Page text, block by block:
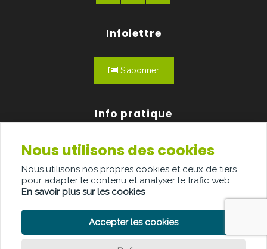
Infolettre
S'abonner
Info pratique
Qui sommes-nous?
Publicité
Contact
Nous utilisons des cookies
Nous utilisons nos propres cookies et ceux de tiers
pour adapter le contenu et analyser le trafic web.
En savoir plus sur les cookies
Accepter les cookies